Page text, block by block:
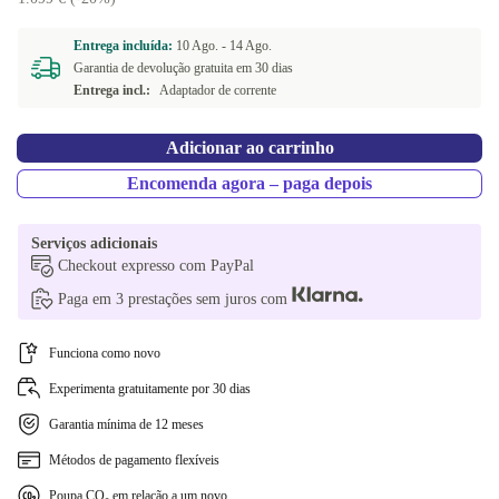
Entrega incluída: 10 Ago. - 14 Ago.
Garantia de devolução gratuita em 30 dias
Entrega incl.:
Adaptador de corrente
Adicionar ao carrinho
Encomenda agora – paga depois
Serviços adicionais
Checkout expresso com PayPal
Paga em 3 prestações sem juros com
Funciona como novo
Experimenta gratuitamente por 30 dias
Garantia mínima de 12 meses
Métodos de pagamento flexíveis
Poupa CO₂ em relação a um novo